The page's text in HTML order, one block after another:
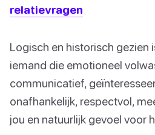
relatievragen
Logisch en historisch gezien
iemand die emotioneel
communicatief,
onafhankelijk, respectvol,
jou en natuurlijk gevoel voor